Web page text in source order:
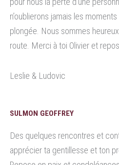
n’oublierons jamais les
plongée. Nous sommes
route. Merci à toi Olivier et
Leslie & Ludovic
SULMON GEOFFREY
Des quelques rencontres et
apprécier ta gentillesse et ton